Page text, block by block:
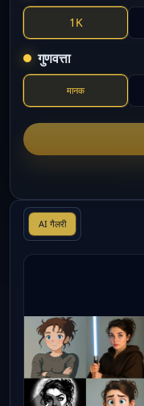
1K
गुणवत्ता
मानक
AI गैलरी